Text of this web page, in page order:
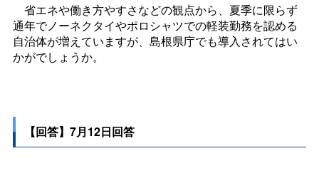
省エネや働き方やすさなどの観点から、夏季に限らず
通年でノーネクタイやポロシャツでの軽装勤務を認める
自治体が増えていますが、島根県庁でも導入されてはい
かがでしょうか。
【回答】7月12日回答